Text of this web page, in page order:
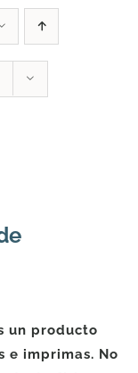
un producto
e imprimas. No